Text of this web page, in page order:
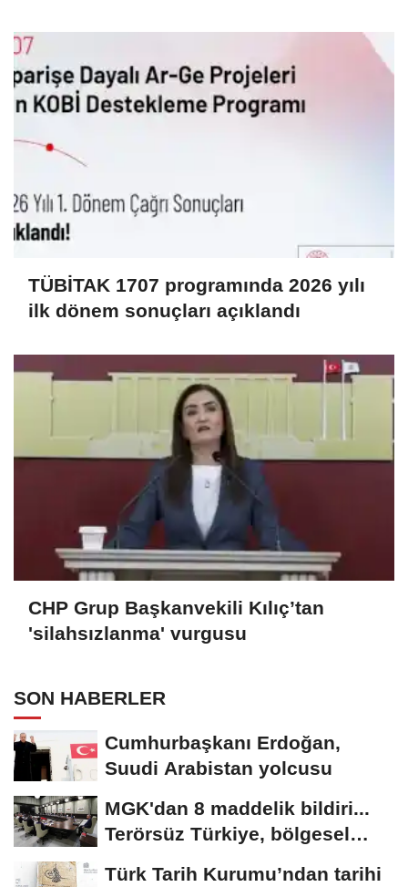
TÜBİTAK 1707 programında 2026 yılı
ilk dönem sonuçları açıklandı
CHP Grup Başkanvekili Kılıç’tan
'silahsızlanma' vurgusu
SON HABERLER
Cumhurbaşkanı Erdoğan,
Suudi Arabistan yolcusu
MGK'dan 8 maddelik bildiri...
Terörsüz Türkiye, bölgesel
Türk Tarih Kurumu’ndan tarihi